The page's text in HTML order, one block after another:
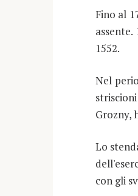
Fino al
1552.
Nel
Grozny,
Lo
con gli